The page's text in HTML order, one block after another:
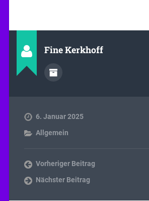
Fine Kerkhoff
6. Januar 2025
Allgemein
Vorheriger Beitrag
Nächster Beitrag